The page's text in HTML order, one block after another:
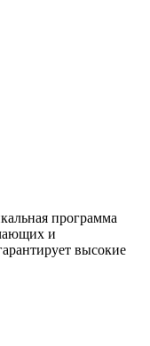
программа
и
высокие